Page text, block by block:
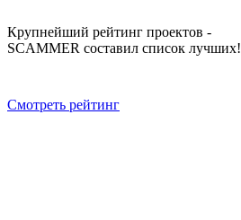
Крупнейший рейтинг проектов -
SCAMMER составил список лучших!
Смотреть рейтинг